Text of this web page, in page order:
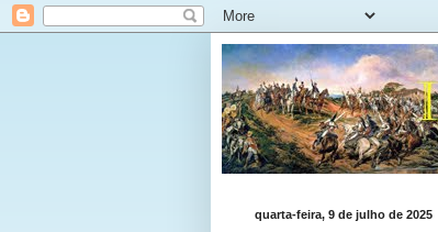
quarta-feira, 9 de julho de 2025